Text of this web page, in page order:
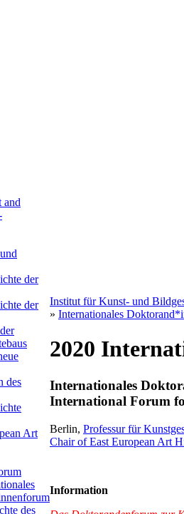
and
der
der
des
Art
des
Institut für Kunst- und
» Internationales
2020
Internationales
International Forum
Berlin, Professur für
Chair of East European Art
Information